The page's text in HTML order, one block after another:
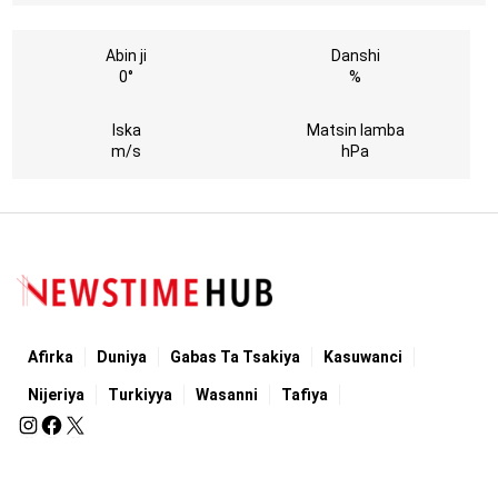
Abin ji
0°
Danshi
%
Iska
m/s
Matsin lamba
hPa
Afirka Duniya Gabas Ta Tsakiya Kasuwanci
Nijeriya Turkiyya Wasanni Tafiya